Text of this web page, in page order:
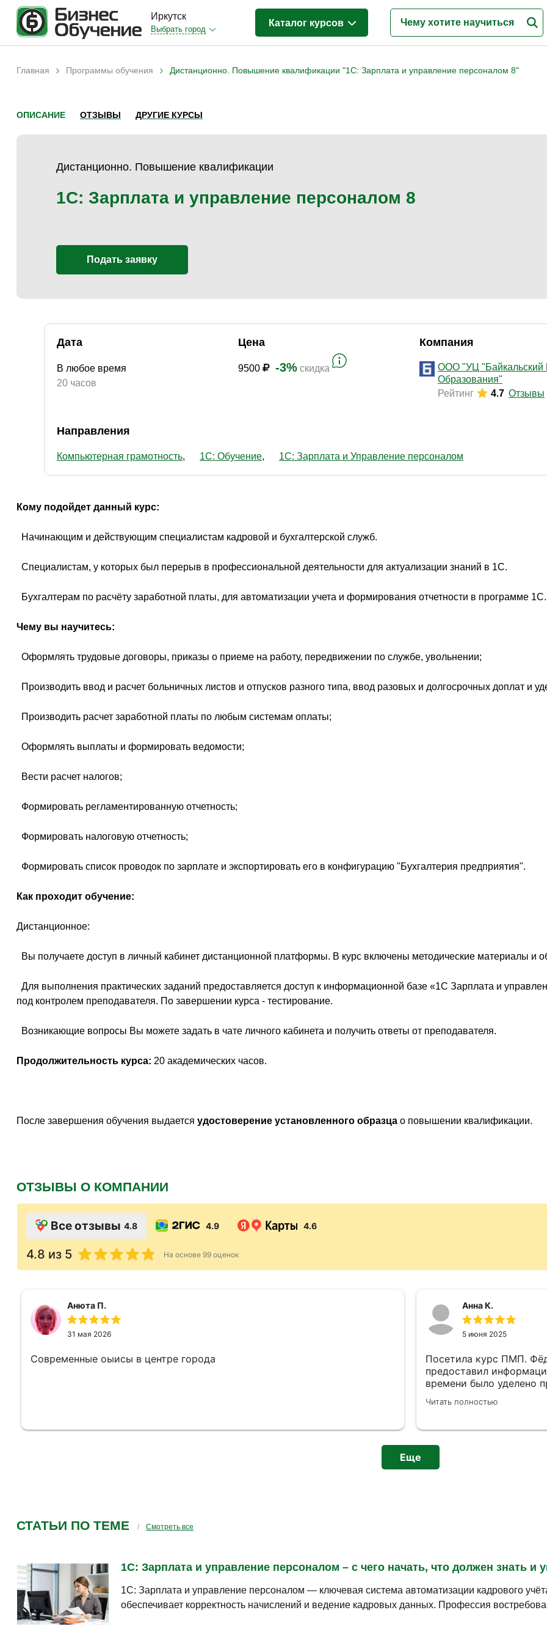
Иркутск
Выбрать город
Каталог курсов
Прочее (1)
Главная › Программы обучения › Дистанционно. Повышение квалификации "1С: Зарплата и управление персоналом 8"
ОПИСАНИЕ ОТЗЫВЫ ДРУГИЕ КУРСЫ
Дистанционно. Повышение квалификации
1С: Зарплата и управление персоналом 8
Подать заявку
Дата
В любое время
20 часов
Цена
9500 -3% скидка
Компания
ООО "УЦ "Байкальский
Образования"
Рейтинг
4.7 Отзывы
Направления
Компьютерная грамотность 1С: Обучение 1С: Зарплата и Управление персоналом
Кому подойдет данный курс:
 Начинающим и действующим специалистам кадровой и бухгалтерской служб.
 Специалистам, у которых был перерыв в профессиональной деятельности для актуализации знаний в 1C.
 Бухгалтерам по расчёту заработной платы, для автоматизации учета и формирования отчетности в программе 1С.
Чему вы научитесь:
 Оформлять трудовые договоры, приказы о приеме на работу, передвижении по службе, увольнении;
 Производить ввод и расчет больничных листов и отпусков разного типа, ввод разовых и долгосрочных доплат и
 Производить расчет заработной платы по любым системам оплаты;
 Оформлять выплаты и формировать ведомости;
 Вести расчет налогов;
 Формировать регламентированную отчетность;
 Формировать налоговую отчетность;
 Формировать список проводок по зарплате и экспортировать его в конфигурацию "Бухгалтерия предприятия".
Как проходит обучение:
Дистанционное:
 Вы получаете доступ в личный кабинет дистанционной платформы. В курс включены методические материалы и
 Для выполнения практических заданий предоставляется доступ к информационной базе «1С Зарплата и
под контролем преподавателя. По завершении курса - тестирование.
 Возникающие вопросы Вы можете задать в чате личного кабинета и получить ответы от преподавателя.
Продолжительность курса: 20 академических часов.
После завершения обучения выдается удостоверение установленного образца о повышении квалификации.
ОТЗЫВЫ О КОМПАНИИ
Все отзывы 4.8 4.9 4.6
4.8 из 5 На основе 99 оценок
Анюта П.
31 мая 2026
Современные оыисы в центре города
Анна К.
5 июня 2025
Посетила курс ПМП.
предоставил
времени было уделено
доброжелательные
Читать полностью
Еще
СТАТЬИ ПО ТЕМЕ Смотреть все
1С: Зарплата и управление персоналом – с чего начать, что должен знать и
1С: Зарплата и управление персоналом — ключевая система автоматизации кадрового
обеспечивает корректность начислений и ведение кадровых данных. Профессия